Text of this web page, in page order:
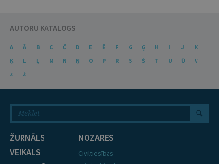
AUTORU KATALOGS
A Ā B C Č D E Ē F G Ģ H I J
K
Ķ
L Ļ M N Ņ O P R S Š T U Ū
V
Z
Ž
ŽURNĀLS
VEIKALS
NOZARES
Civiltiesības